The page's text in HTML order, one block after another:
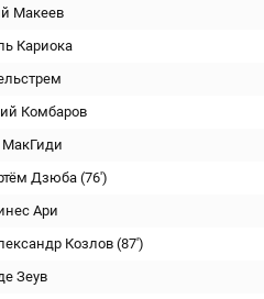
Макеев
Кариока
Комбаров
Дзюба (76')
Ари
Козлов (87')
Зеув